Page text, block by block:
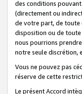
des conditions
(directement ou
de votre part, de toute
disposition ou de toute
nous pourrions
notre seule discrétion,
Vous ne pouvez pas
réserve de cette
Le présent Accord